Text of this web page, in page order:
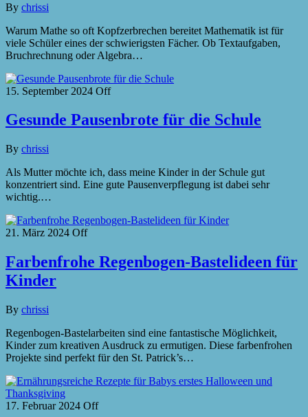
By chrissi
Warum Mathe so oft Kopfzerbrechen bereitet Mathematik ist für
viele Schüler eines der schwierigsten Fächer. Ob Textaufgaben,
Bruchrechnung oder Algebra…
15. September 2024 Off
Gesunde Pausenbrote für die Schule
By chrissi
Als Mutter möchte ich, dass meine Kinder in der Schule gut
konzentriert sind. Eine gute Pausenverpflegung ist dabei sehr
wichtig.…
21. März 2024 Off
Farbenfrohe Regenbogen-Bastelideen für
Kinder
By chrissi
Regenbogen-Bastelarbeiten sind eine fantastische Möglichkeit,
Kinder zum kreativen Ausdruck zu ermutigen. Diese farbenfrohen
Projekte sind perfekt für den St. Patrick’s…
17. Februar 2024 Off